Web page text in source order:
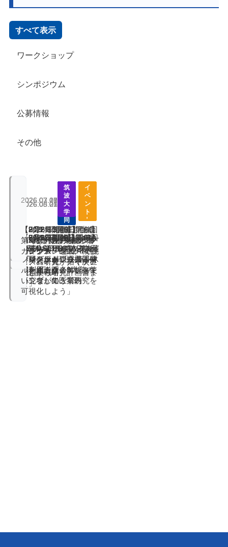
すべて表示
ワークショップ
シンポジウム
公募情報
その他
2026.08.05
3
大
学
共
同
イ
ベ
ン
ト
【8/26, 27開催】ToRA-
SEED × TRiSTAR 共催
プログラム 「トランス
ボーダーサイエンスキ
ャンプ」のご案内
2026.07.28
筑
波
大
学
イ
ベ
ン
ト
【8月21日開催】つく
ばAIブースト国際シン
ポジウム
2026.07.17
筑
波
大
学
イ
ベ
ン
ト
【7/29, 8/5開催】生成
AI×科研費ハンズオン
セミナー 「生成AIで挑
む、科研費 アイデア
出しから研究計画書ま
で」
2026.07.09
筑
波
大
学
イ
ベ
ン
ト
【9月2日開催】第６回
つくば共創の場カンフ
ァレンス「睡眠・概日
リズム研究が拓く次世
代創薬戦略」
2026.05.21
3
大
学
共
同
イ
ベ
ン
ト
【7月12日開催】
ToRA-SEEDマッチン
グイベント 「共同研
究を組もう 3大学の
研究者が集う1日」
2026.05.21
3
大
学
共
同
イ
ベ
ン
ト
【6月9日開催】第14回
筑波大学オープンファ
シリティー研究機器共
同利用説明会
2026.05.01
3
大
学
共
同
イ
ベ
ン
ト
【6月9日開催】 ToRA-
SEED×がんプロ 第1回
合同シンポジウム「マ
ルチオミクス解析を使
いこなして医学研究を
可視化しよう」
2026.03.02
3
大
学
共
同
イ
ベ
ン
ト
【2026年3月8日開催】
ToRA-SEEDキックオ
フシンポジウム
2026.03.01
筑
波
大
学
イ
ベ
ン
ト
【2026年3月3日開催】
第5回つくば共創の場
カンファレンス